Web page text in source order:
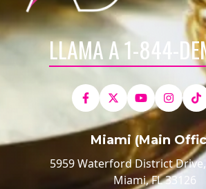
LLAMA A 1-844-
Miami (Main
5959 Waterford District
Miami, FL 33126